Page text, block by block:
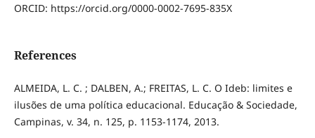
ORCID: https://orcid.org/0000-0002-7695-835X
References
ALMEIDA, L. C. ; DALBEN, A.; FREITAS, L. C. O Ideb: limites e
ilusões de uma política educacional. Educação & Sociedade,
Campinas, v. 34, n. 125, p. 1153-1174, 2013.